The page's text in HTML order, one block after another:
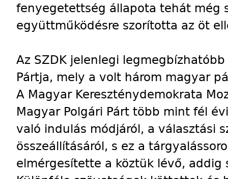
fenyegetettség állapota tehát még
együttműködésre szorította az öt
Az SZDK jelenlegi
Pártja, mely a volt három magyar
A Magyar Kereszténydemokrata
Magyar Polgári Párt több mint fél
való indulás módjáról, a választási
összeállításáról, s ez a
elmérgesítette a köztük lévő, addig